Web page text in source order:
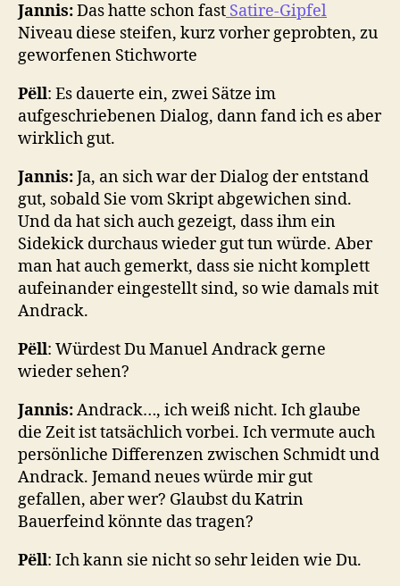
Jannis:Das hatte schon fast Satire-Gipfel
Niveau diese steifen, kurz vorher geprobten, zu
geworfenen Stichworte
Pëll: Es dauerte ein, zwei Sätze im
aufgeschriebenen Dialog, dann fand ich es aber
wirklich gut.
Jannis:Ja, an sich war der Dialog der entstand
gut, sobald Sie vom Skript abgewichen sind.
Und da hat sich auch gezeigt, dass ihm ein
Sidekick durchaus wieder gut tun würde. Aber
man hat auch gemerkt, dass sie nicht komplett
aufeinander eingestellt sind, so wie damals mit
Andrack.
Pëll: Würdest Du Manuel Andrack gerne
wieder sehen?
Jannis:Andrack…, ich weiß nicht. Ich glaube
die Zeit ist tatsächlich vorbei. Ich vermute auch
persönliche Differenzen zwischen Schmidt und
Andrack. Jemand neues würde mir gut
gefallen, aber wer? Glaubst du Katrin
Bauerfeind könnte das tragen?
Pëll: Ich kann sie nicht so sehr leiden wie Du.